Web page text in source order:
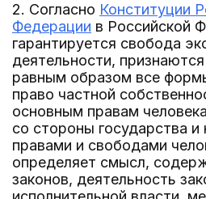
2. Согласно Конституции
Федерации в Российской
гарантируется свобода
деятельности,
равным образом все
право частной
основным правам
со стороны государства и
правами и свободами
определяет смысл,
законов, деятельность